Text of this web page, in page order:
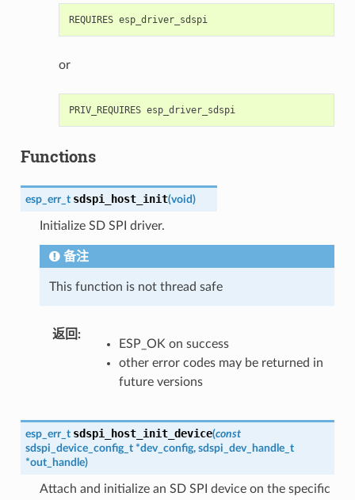
REQUIRES esp_driver_sdspi
or
PRIV_REQUIRES esp_driver_sdspi
Functions
esp_err_t sdspi_host_init(void)
Initialize SD SPI driver.
备注
This function is not thread safe
返回 :
ESP_OK on success
other error codes may be returned in
future versions
esp_err_t sdspi_host_init_device(const
sdspi_device_config_t *dev_config, sdspi_dev_handle_t
*out_handle)
Attach and initialize an SD SPI device on the specific